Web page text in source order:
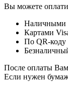
Вы можете
Наличными
Картами
По QR-коду
После оплаты
Если нужен